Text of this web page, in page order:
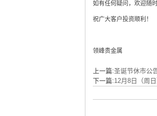
如有任何疑问，欢迎随
祝广大客户投资顺利！
领峰贵金属
上一篇:圣诞节休市公
下一篇:12月8日（周